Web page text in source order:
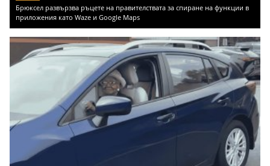
Брюксел развързва ръцете на правителствата за спиране на функции в
приложения като Waze и Google Maps